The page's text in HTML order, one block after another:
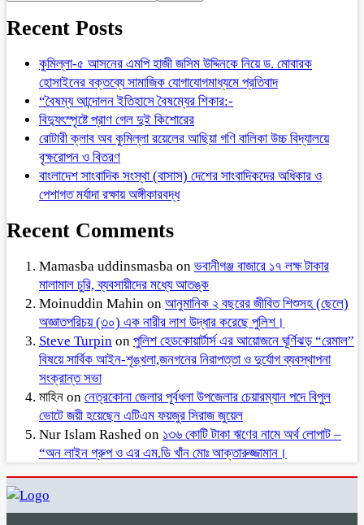
Recent Posts
কুমিল্লা-৫ আসনের এমপি হাজী জসিম উদ্দিনকে নিয়ে ড. মোবারক
হোসাইনের বক্তব্যে সামাজিক যোগাযোগমাধ্যমে প্রতিবাদ
“বৈষম্য আন্দোলন ইতিহাসে বৈষম্যের শিকার:-
বিদ্যুৎস্পৃষ্টে প্রাণ গেল দুই কিশোরের
রোটারী ক্লাব অব কুমিল্লা রয়েলের আছিয়া গণি বালিকা উচ্চ বিদ্যালয়ে
বৃক্ষরোপন ও বিতরণ
বাংলাদেশ সাংবাদিক সংস্থা (বাসাস) দেশের সাংবাদিকদের অধিকার ও
পেশাগত মর্যাদা রক্ষায় অঙ্গীকারবদ্ধ
Recent Comments
Mamasba uddinsmasba on ভবানীগঞ্জ বাজারে ১৭ লক্ষ টাকার
মালামাল চুরি, ব্যবসায়ীদের মধ্যে আতঙ্ক
Moinuddin Mahin on আনুমানিক ২ বছরের জীবিত শিশুসহ (ছেলে)
অজ্ঞাতপরিচয় (৩০) এক নারীর লাশ উদ্ধার করেছে পুলিশ।
Steve Turpin on পুলিশ হেডকোয়ার্টার্স এর আয়োজনে ঘূর্ণিঝড় “রেমাল”
বিষয়ে সার্বিক আইন-শৃঙ্খলা,জনগনের নিরাপত্তা ও দুর্যোগ ব্যবস্থাপনা
সংক্রান্ত সভা
মাহিন on নেত্রকোনা জেলার পূর্বধলা উপজেলার চেয়ারম্যান পদে বিপুল
ভোটে জয়ী হয়েছেন এটিএম ফয়জুর সিরাজ জুয়েল
Nur Islam Rashed on ১৩৬ কোটি টাকা ঋণের নামে অর্থ লোপাট –
“অন লাইন গ্রুপ ও এর এম.ডি খাঁন মোঃ আক্তারুজ্জামান।